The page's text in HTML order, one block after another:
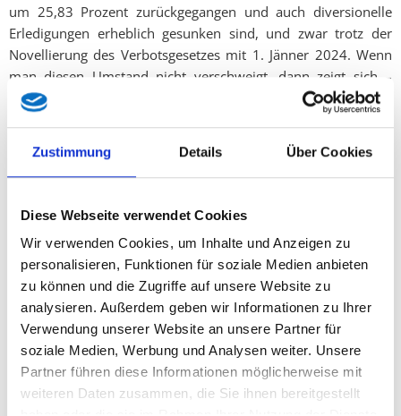
Zustimmung Details Über Cookies
Diese Webseite verwendet Cookies
Wir verwenden Cookies, um Inhalte und Anzeigen zu
personalisieren, Funktionen für soziale Medien anbieten
zu können und die Zugriffe auf unsere Website zu
analysieren. Außerdem geben wir Informationen zu Ihrer
Verwendung unserer Website an unsere Partner für
soziale Medien, Werbung und Analysen weiter. Unsere
Partner führen diese Informationen möglicherweise mit
weiteren Daten zusammen, die Sie ihnen bereitgestellt
um 25,83 Prozent zurückgegangen und auch diversionelle
Erledigungen erheblich gesunken sind, und zwar trotz der
Novellierung des Verbotsgesetzes mit 1. Jänner 2024. Wenn
man diesen Umstand nicht verschweigt, dann zeigt sich –
erfreulicher Weise - also ein durchaus anderes Bild. Wer aber
mit Sammelzahlen Schlagzeilen produziert, aber diese zweite
Ebene weglässt, betreibt keine Aufklärung, sondern
Zahlenakrobatik“, so Hochwimmer.
Schieflage. „Nulltoleranz heißt auch, islamistischen
Extremismus und Linksextremismus nicht kleinzureden.“ Der
Direktion Staatsschutz und Nachrichtendienst zufolge nahm
Extremismus 2024 in mehreren Bereichen zu. So werden für
den Linksextremismus 214 Tathandlungen und ein massiver
Anstieg gegenüber dem Vorjahr genannt, was von grüner
Seite anscheinend bewusst verschwiegen wird. „Wer glaubt,
linke Gewalt sei ein Randthema, muss nur nach Turin blicken.
Wir wollen Sicherheitspolitik mit Fakten, Vergleichbarkeit und
Transparenz und eine Landespolitik, die auf keinem Auge